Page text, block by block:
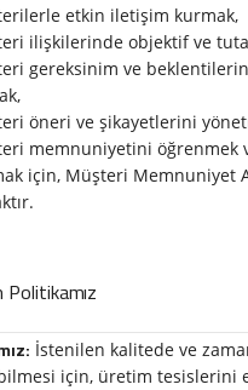
etkin iletişim kurmak,
ilişkilerinde objektif ve
gereksinim ve
öneri ve şikayetlerini
memnuniyetini öğrenmek
için, Müşteri Memnuniyet
İstenilen kalitede ve
için, üretim tesislerini